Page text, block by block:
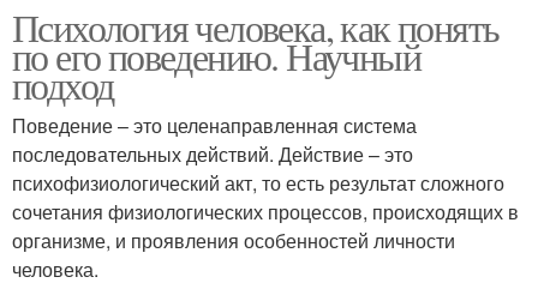
Психология человека, как понять
по его поведению. Научный
подход
Поведение – это целенаправленная система
последовательных действий. Действие – это
психофизиологический акт, то есть результат сложного
сочетания физиологических процессов, происходящих в
организме, и проявления особенностей личности
человека.